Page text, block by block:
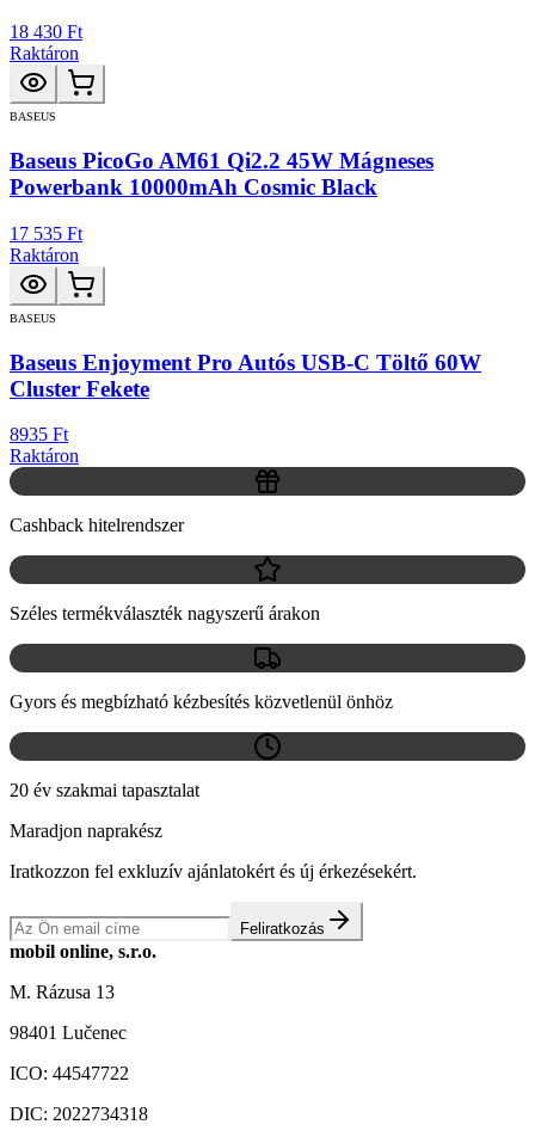
18 430 Ft
Raktáron
BASEUS
Baseus PicoGo AM61 Qi2.2 45W Mágneses
Powerbank 10000mAh Cosmic Black
17 535 Ft
Raktáron
BASEUS
Baseus Enjoyment Pro Autós USB-C Töltő 60W
Cluster Fekete
8935 Ft
Raktáron
Cashback hitelrendszer
Széles termékválaszték nagyszerű árakon
Gyors és megbízható kézbesítés közvetlenül önhöz
20 év szakmai tapasztalat
Maradjon naprakész
Iratkozzon fel exkluzív ajánlatokért és új érkezésekért.
Feliratkozás
mobil online, s.r.o.
M. Rázusa 13
98401 Lučenec
ICO: 44547722
DIC: 2022734318